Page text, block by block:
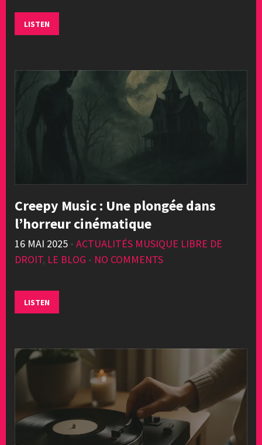
LISTEN
Creepy Music : Une plongée dans
l’horreur cinématique
16 MAI 2025 • ACTUALITÉS MUSIQUE LIBRE DE
DROIT, LE BLOG • NO COMMENTS
LISTEN